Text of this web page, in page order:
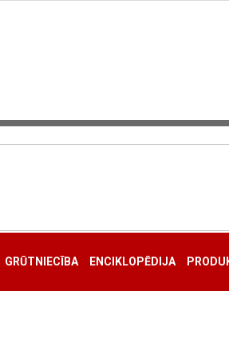
GRŪTNIECĪBA ENCIKLOPĒDIJA